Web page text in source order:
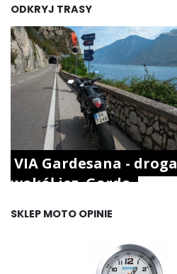
ODKRYJ TRASY
VIA Gardesana - droga
wokół jez. Garda.
SKLEP MOTO OPINIE